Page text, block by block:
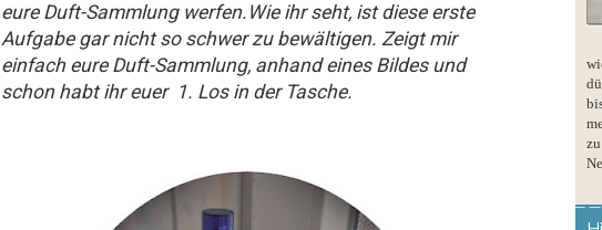
eure Duft-Sammlung werfen.Wie ihr seht, ist diese erste
Aufgabe gar nicht so schwer zu bewältigen. Zeigt mir
einfach eure Duft-Sammlung, anhand eines Bildes und
schon habt ihr euer 1. Los in der Tasche.